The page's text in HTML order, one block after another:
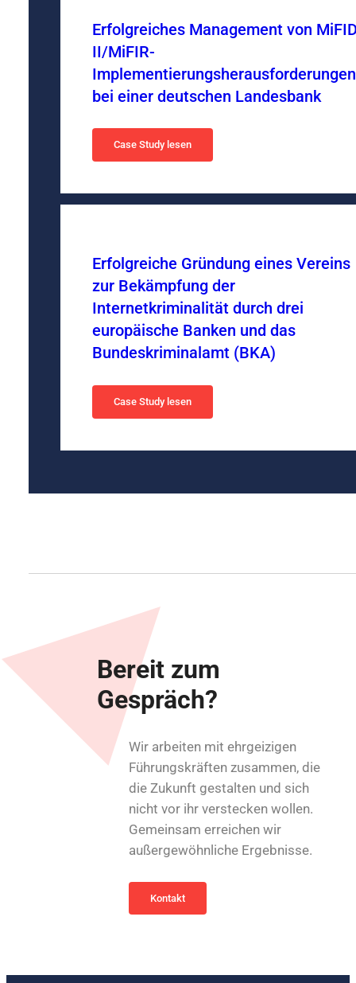
Erfolgreiches Management von
II/MiFIR-
Implementierungsherausforderungen
bei einer deutschen Landesbank
Case Study lesen
Erfolgreiche Gründung eines Vereins
zur Bekämpfung der
Internetkriminalität durch drei
europäische Banken und das
Bundeskriminalamt (BKA)
Case Study lesen
Bereit zum
Gespräch?
Wir arbeiten mit ehrgeizigen
Führungskräften zusammen, die
die Zukunft gestalten und sich
nicht vor ihr verstecken wollen.
Gemeinsam erreichen wir
außergewöhnliche Ergebnisse.
Kontakt